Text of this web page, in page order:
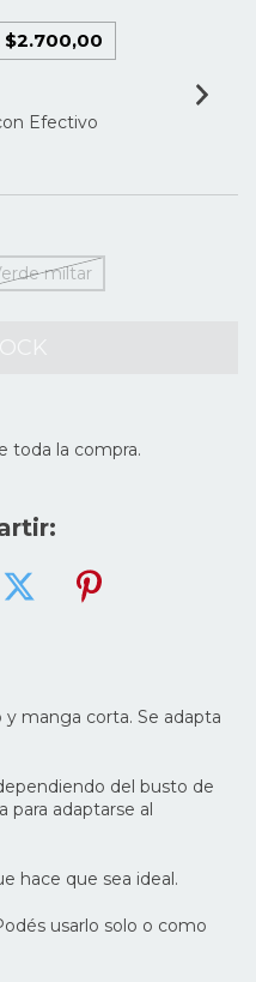
$2.700,00
Efectivo
miltar
toda la compra.
manga corta. Se adapta
del busto de
para adaptarse al
hace que sea ideal.
usarlo solo o como